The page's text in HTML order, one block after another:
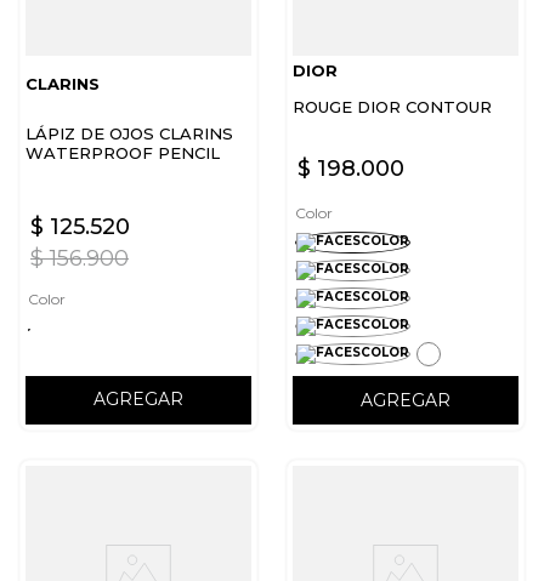
CLARINS
LÁPIZ DE OJOS CLARINS
WATERPROOF PENCIL
$ 156.900
$ 125.520
Color
AGREGAR
DIOR
ROUGE DIOR CONTOUR
$ 198.000
Color
AGREGAR